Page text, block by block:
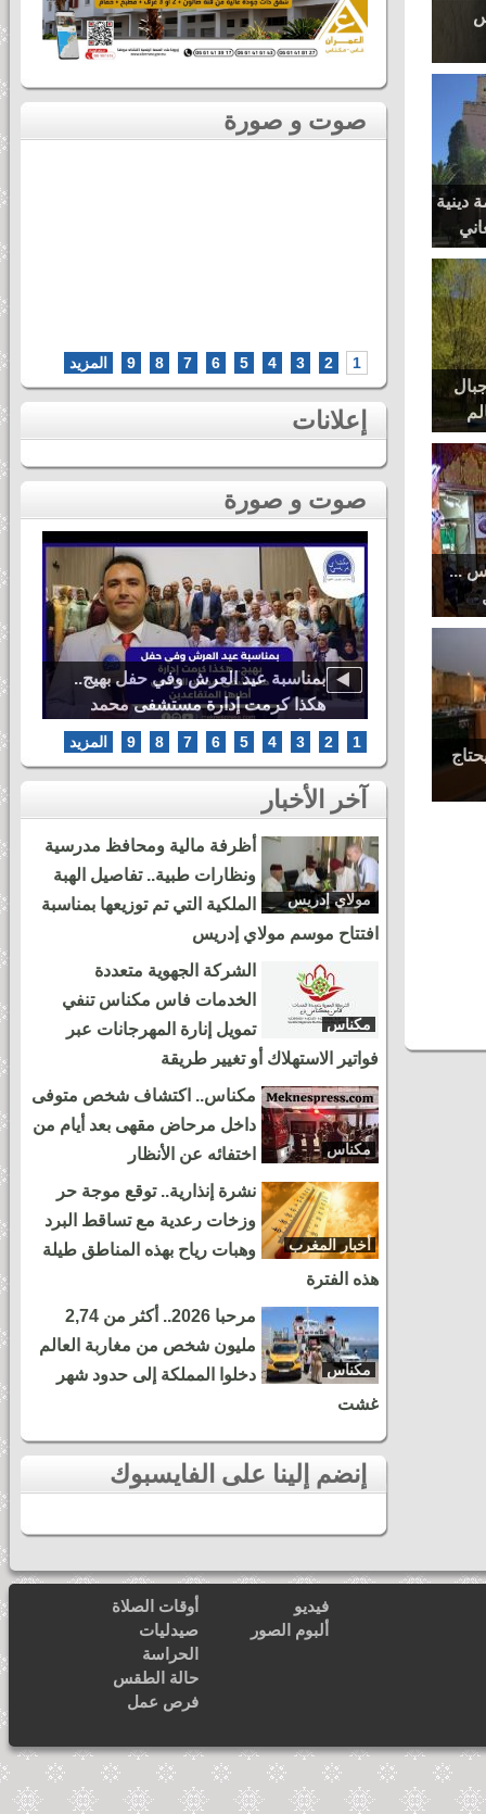
دينية
...
بهيج..
محمد
1
2
3
4
5
6
7
8
9 المزيد
بمناسبة عيد العرش وفي حفل بهيج..
هكذا كرمت إدارة مستشفى محمد
الخامس أطرها المتقاعدين
أشهر الطائفات العيساوية، دنيا باطما
ومروان حاجي.. شاهد أقوى لحظات ثاني
سهرات مهرجان عيساوة بمكناس
أمام جماهير غفيرة لمهرجان عيساوة..
من باب منصور
مهرجان عيساوة بمكناس يحول باب
بمكناس يختتم النسخة الثالثة من دوري
كرة القدم
بالفيديو.. تشييع جثمان صانع ملحمة بئر
انزران ومرعب البوليساريو الجنرال
لقاء صحفي لقناة فرنسية مع الراحل
1
2
3
4
5
6
7
8
9 المزيد
مولاي إدريس
زرهون
أظرفة مالية ومحافظ مدرسية
ونظارات طبية.. تفاصيل الهبة
الملكية التي تم توزيعها بمناسبة
افتتاح موسم مولاي إدريس
مكناس
الشركة الجهوية متعددة
الخدمات فاس مكناس تنفي
تمويل إنارة المهرجانات عبر
فواتير الاستهلاك أو تغيير طريقة
مكناس
مكناس.. اكتشاف شخص متوفى
داخل مرحاض مقهى بعد أيام من
اختفائه عن الأنظار
أخبار المغرب
نشرة إنذارية.. توقع موجة حر
وزخات رعدية مع تساقط البرد
وهبات رياح بهذه المناطق طيلة
هذه الفترة
مكناس
مرحبا 2026.. أكثر من 2,74
مليون شخص من مغاربة العالم
دخلوا المملكة إلى حدود شهر
غشت
فيديو
ألبوم الصور
أوقات الصلاة
صيدليات
الحراسة
حالة الطقس
فرص عمل